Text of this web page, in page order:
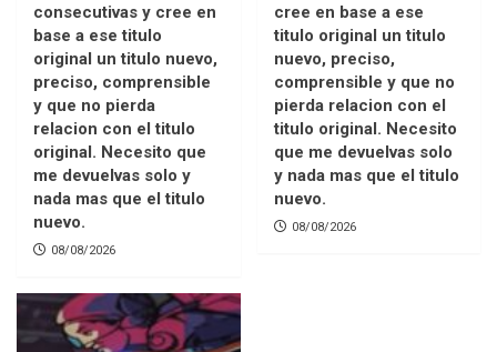
consecutivas y cree en
base a ese titulo
original un titulo nuevo,
preciso, comprensible
y que no pierda
relacion con el titulo
original. Necesito que
me devuelvas solo y
nada mas que el titulo
nuevo.
08/08/2026
cree en base a ese
titulo original un titulo
nuevo, preciso,
comprensible y que no
pierda relacion con el
titulo original. Necesito
que me devuelvas solo
y nada mas que el titulo
nuevo.
08/08/2026